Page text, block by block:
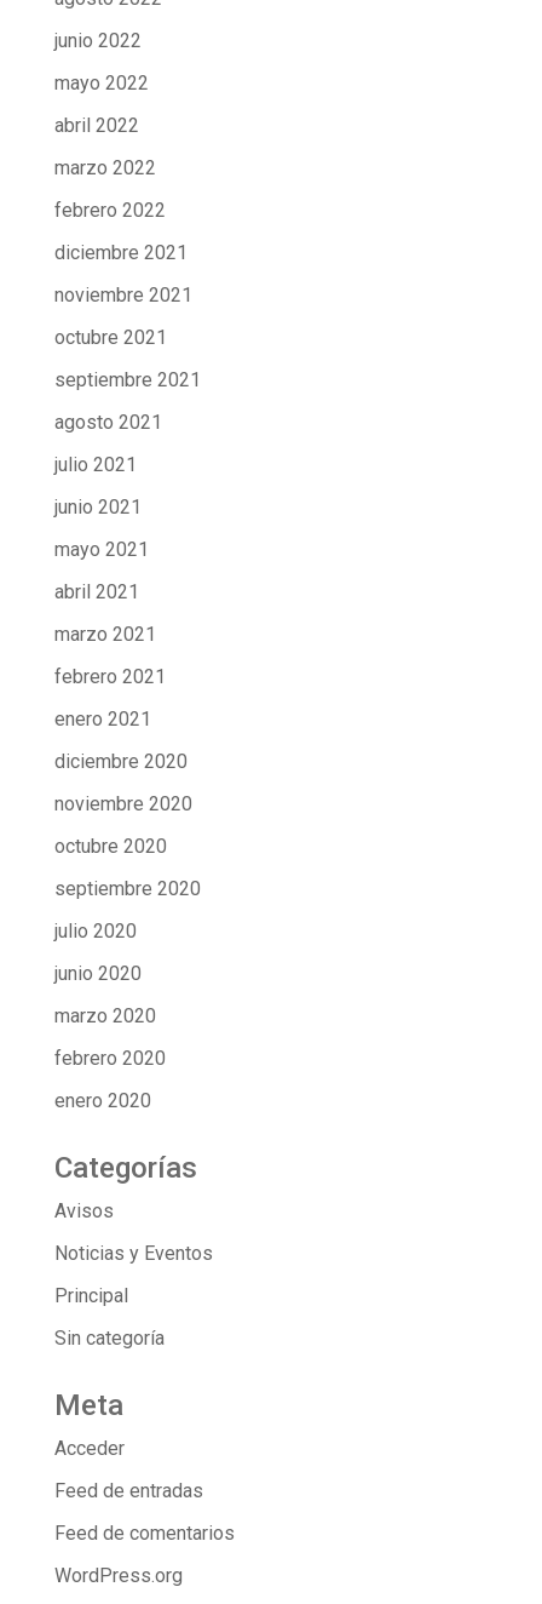
junio 2022
mayo 2022
abril 2022
marzo 2022
febrero 2022
diciembre 2021
noviembre 2021
octubre 2021
septiembre 2021
agosto 2021
julio 2021
junio 2021
mayo 2021
abril 2021
marzo 2021
febrero 2021
enero 2021
diciembre 2020
noviembre 2020
octubre 2020
septiembre 2020
julio 2020
junio 2020
marzo 2020
febrero 2020
enero 2020
Categorías
Avisos
Noticias y Eventos
Principal
Sin categoría
Meta
Acceder
Feed de entradas
Feed de comentarios
WordPress.org